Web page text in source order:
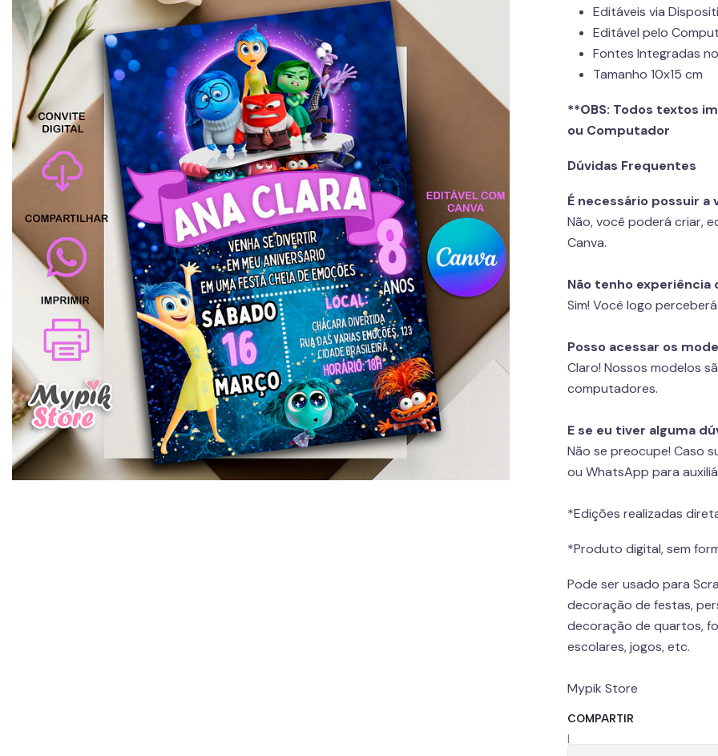
Editáveis via
Editável pelo
Fontes Integradas
Tamanho 10x15 cm
**OBS: Todos textos
ou Computador
Dúvidas Frequentes
É necessário possuir a
Não, você poderá criar,
Canva.
Não tenho experiência
Sim! Você logo
Posso acessar os
Claro! Nossos modelos
computadores.
E se eu tiver alguma
Não se preocupe! Caso
ou WhatsApp para
*Edições realizadas
*Produto digital, sem
Pode ser usado para
decoração de festas,
decoração de quartos,
escolares, jogos, etc.
Mypik Store
COMPARTIR
|